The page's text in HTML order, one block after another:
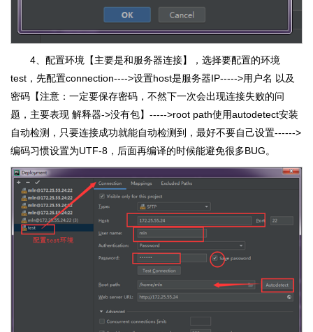
4、配置环境【主要是和服务器连接】，选择要配置的环境
test，先配置connection---->设置host是服务器IP----->用户名 以及
密码【注意：一定要保存密码，不然下一次会出现连接失败的问
题，主要表现 解释器->没有包】----->root path使用autodetect安装
自动检测，只要连接成功就能自动检测到，最好不要自己设置------>
编码习惯设置为UTF-8，后面再编译的时候能避免很多BUG。